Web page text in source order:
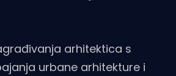
arhitektica s
urbane arhitekture i